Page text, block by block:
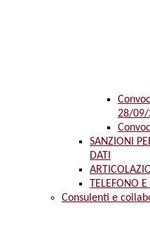
28/09/
SANZIONI
DATI
TELEFONO
Consulenti e